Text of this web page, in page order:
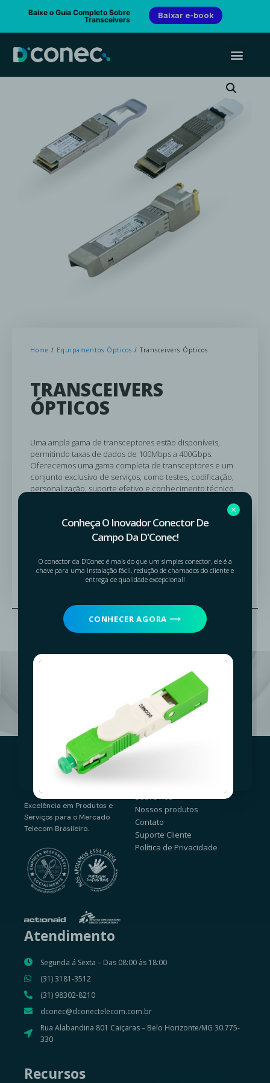
Baixe o Guia Completo Sobre
Transceivers
Baixar e-book
Home / Equipamentos Ópticos / Transceivers Ópticos
TRANSCEIVERS
ÓPTICOS
Uma ampla gama de transceptores estão disponíveis,
permitindo taxas de dados de 100Mbps a 400Gbps.
Oferecemos uma gama completa de transceptores e um
conjunto exclusivo de serviços, como testes, codificação,
personalização, suporte efetivo e conhecimento técnico.
SOLICITAR ORÇAMENTO
Compartilhe
Solicite um Orçamento
Excelência em Produtos e
Serviços para o Mercado
Telecom Brasileiro.
Nossos produtos
Contato
Suporte Cliente
Política de Privacidade
Atendimento
Segunda á Sexta – Das 08:00 às 18:00
(31) 3181-3512
(31) 98302-8210
dconec@dconectelecom.com.br
Rua Alabandina 801 Caiçaras – Belo Horizonte/MG 30.775-
330
Recursos
Conheça O Inovador Conector De
Campo Da D'Conec!
O conector da D’Conec é mais do que um simples conector, ele é a
chave para uma instalação fácil, redução de chamados do cliente e
entrega de qualidade excepcional!
CONHECER AGORA ⟶